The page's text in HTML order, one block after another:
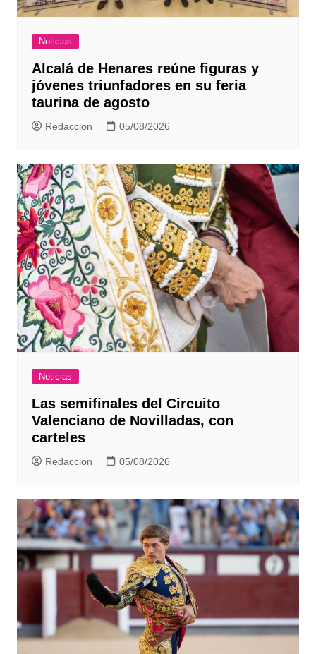
Noticias
Alcalá de Henares reúne figuras y
jóvenes triunfadores en su feria
taurina de agosto
Redaccion 05/08/2026
Noticias
Las semifinales del Circuito
Valenciano de Novilladas, con
carteles
Redaccion 05/08/2026